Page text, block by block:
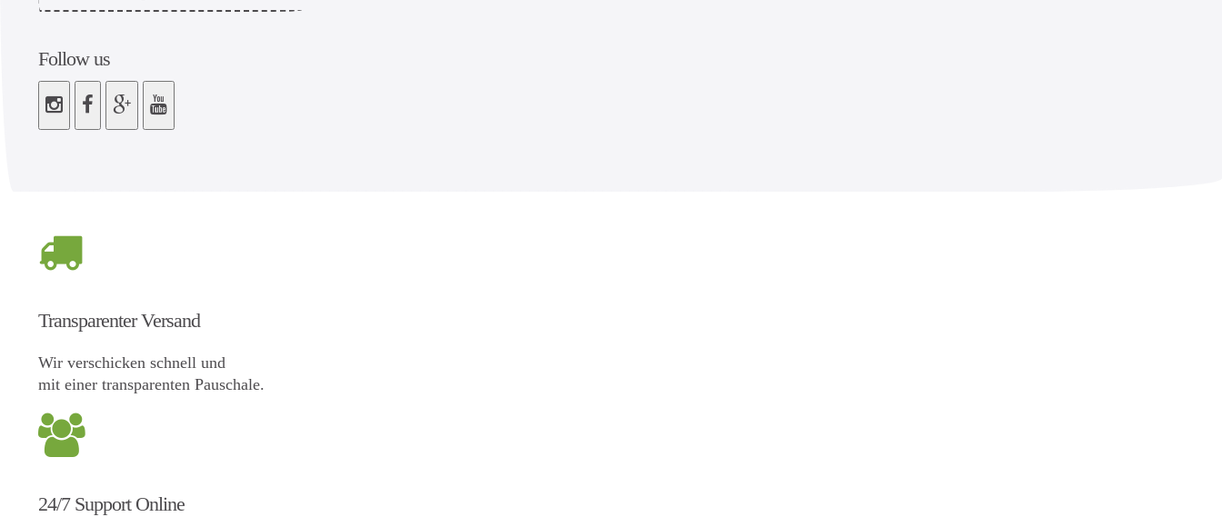
Follow us
Transparenter Versand
Wir verschicken schnell und
mit einer transparenten Pauschale.
24/7 Support Online